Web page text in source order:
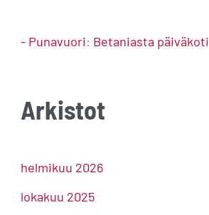
- Punavuori: Betaniasta päiväkoti
Arkistot
helmikuu 2026
lokakuu 2025